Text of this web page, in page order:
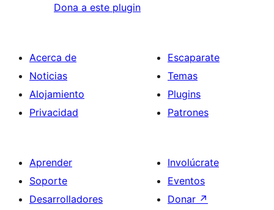
Dona a este plugin
Acerca de
Noticias
Alojamiento
Privacidad
Escaparate
Temas
Plugins
Patrones
Aprender
Soporte
Desarrolladores
Involúcrate
Eventos
Donar ↗